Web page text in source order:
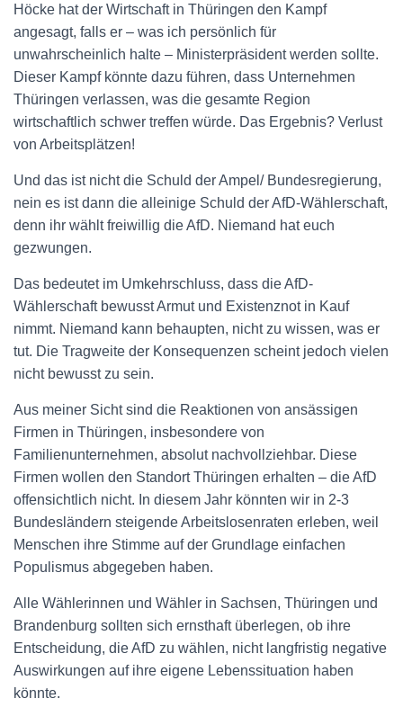
Höcke hat der Wirtschaft in Thüringen den Kampf
angesagt, falls er – was ich persönlich für
unwahrscheinlich halte – Ministerpräsident werden sollte.
Dieser Kampf könnte dazu führen, dass Unternehmen
Thüringen verlassen, was die gesamte Region
wirtschaftlich schwer treffen würde. Das Ergebnis? Verlust
von Arbeitsplätzen!
Und das ist nicht die Schuld der Ampel/ Bundesregierung,
nein es ist dann die alleinige Schuld der AfD-Wählerschaft,
denn ihr wählt freiwillig die AfD. Niemand hat euch
gezwungen.
Das bedeutet im Umkehrschluss, dass die AfD-
Wählerschaft bewusst Armut und Existenznot in Kauf
nimmt. Niemand kann behaupten, nicht zu wissen, was er
tut. Die Tragweite der Konsequenzen scheint jedoch vielen
nicht bewusst zu sein.
Aus meiner Sicht sind die Reaktionen von ansässigen
Firmen in Thüringen, insbesondere von
Familienunternehmen, absolut nachvollziehbar. Diese
Firmen wollen den Standort Thüringen erhalten – die AfD
offensichtlich nicht. In diesem Jahr könnten wir in 2-3
Bundesländern steigende Arbeitslosenraten erleben, weil
Menschen ihre Stimme auf der Grundlage einfachen
Populismus abgegeben haben.
Alle Wählerinnen und Wähler in Sachsen, Thüringen und
Brandenburg sollten sich ernsthaft überlegen, ob ihre
Entscheidung, die AfD zu wählen, nicht langfristig negative
Auswirkungen auf ihre eigene Lebenssituation haben
könnte.